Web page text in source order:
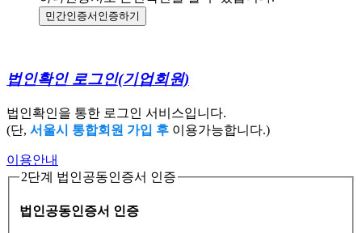
민간인증서 인증하기
법인확인 로그인(기업회원)
법인확인을 통한 로그인 서비스입니다.
(단, 서울시 통합회원 가입 후 이용가능합니다.)
이용안내
2단계 법인공동인증서 인증
법인공동인증서 인증